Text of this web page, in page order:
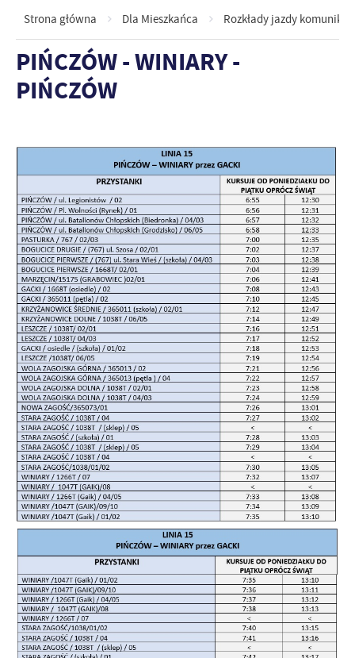
Strona główna Dla Mieszkańca Rozkłady jazdy
PIŃCZÓW - WINIARY -
PIŃCZÓW